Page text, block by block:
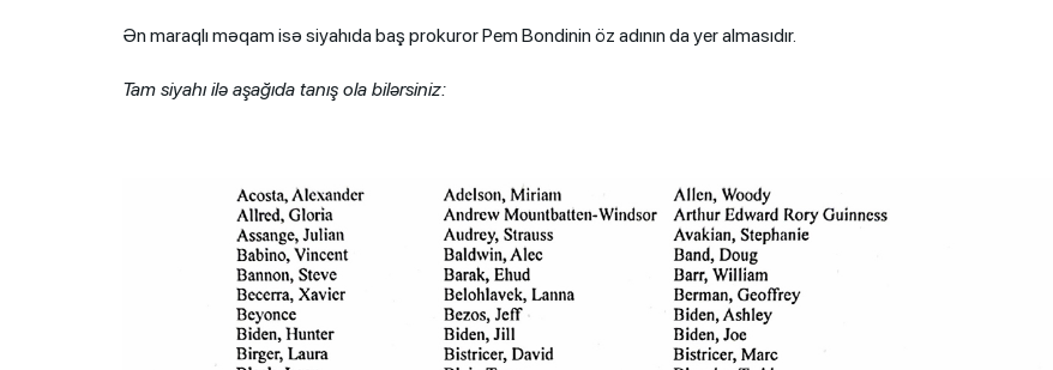
Ən maraqlı məqam isə siyahıda baş prokuror Pem Bondinin öz adının da yer almasıdır.
Tam siyahı ilə aşağıda tanış ola bilərsiniz: